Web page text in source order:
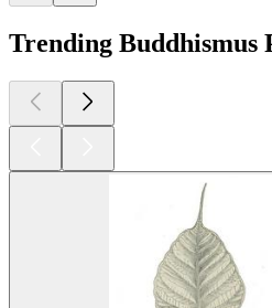
Trending Buddhismus